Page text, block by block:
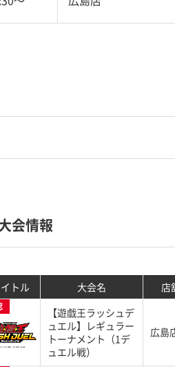
会情報
トル 大会名 店
【遊戯王ラッシュデ
ュエル】レギュラー
トーナメント（1デ
ュエル戦）
広島